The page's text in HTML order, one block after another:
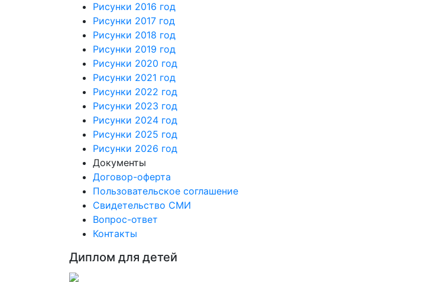
Рисунки 2016 год
Рисунки 2017 год
Рисунки 2018 год
Рисунки 2019 год
Рисунки 2020 год
Рисунки 2021 год
Рисунки 2022 год
Рисунки 2023 год
Рисунки 2024 год
Рисунки 2025 год
Рисунки 2026 год
Документы
Договор-оферта
Пользовательское соглашение
Свидетельство СМИ
Вопрос-ответ
Контакты
Диплом для детей